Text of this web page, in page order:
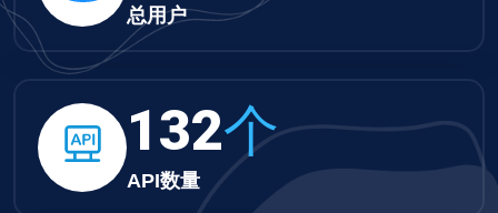
总用户
132个
API数量